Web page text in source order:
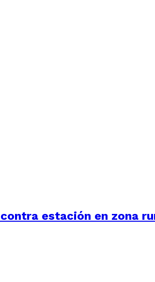
estación en zona